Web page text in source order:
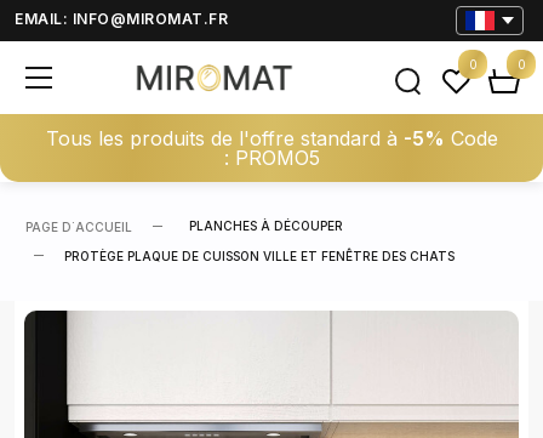
EMAIL: INFO@MIROMAT.FR
Tous les produits de l'offre standard à -5% Code
: PROMO5
0 0
PAGE D΄ACCUEIL PLANCHES À DÉCOUPER
PROTÈGE PLAQUE DE CUISSON VILLE ET FENÊTRE DES CHATS